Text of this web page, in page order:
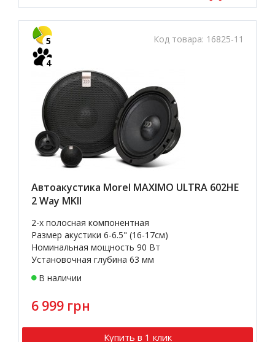
Код товара: 16825-11
5
4
Автоакустика Morel MAXIMO ULTRA 602HE
2 Way MKII
2-х полосная компонентная
Размер акустики 6-6.5" (16-17см)
Номинальная мощность 90 Вт
Установочная глубина 63 мм
В наличии
6 999 грн
Купить в 1 клик